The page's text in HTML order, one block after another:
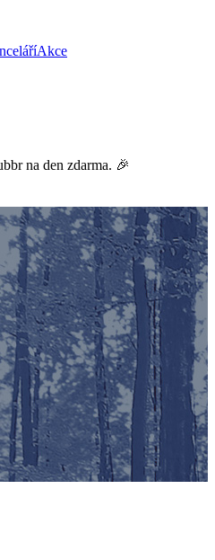
Akce
na den zdarma. 🎉